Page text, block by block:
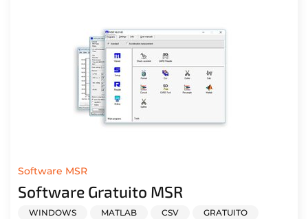
Software MSR
Software Gratuito MSR
WINDOWS MATLAB CSV GRATUITO